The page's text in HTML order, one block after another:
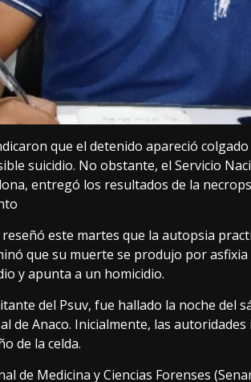
que el detenido apareció
suicidio. No obstante, el Servicio
entregó los resultados de la
este martes que la autopsia
que su muerte se produjo por
y apunta a un homicidio.
del Psuv, fue hallado la noche del
de Anaco. Inicialmente, las
de la celda.
de Medicina y Ciencias Forenses